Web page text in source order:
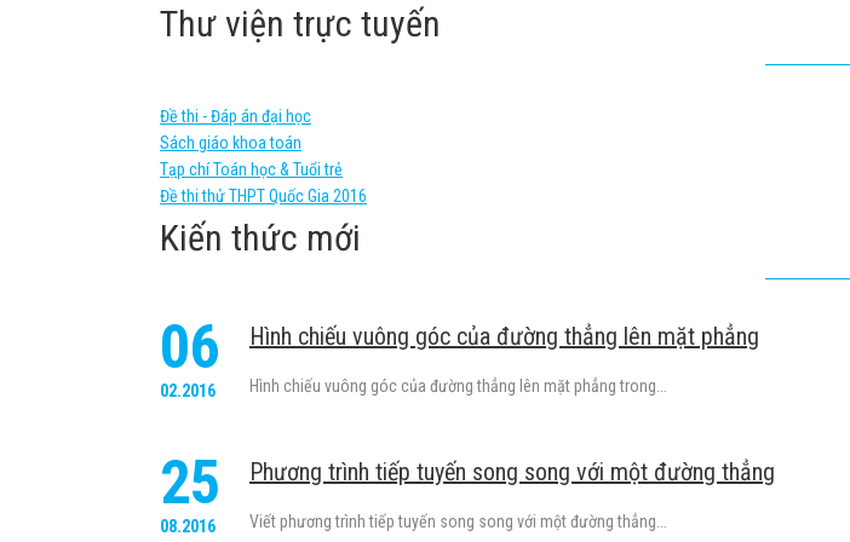
Thư viện trực tuyến
Đề thi - Đáp án đại học
Sách giáo khoa toán
Tạp chí Toán học & Tuổi trẻ
Đề thi thử THPT Quốc Gia 2016
Kiến thức mới
06
02.2016
Hình chiếu vuông góc của đường thẳng lên mặt phẳng
Hình chiếu vuông góc của đường thẳng lên mặt phẳng trong...
25
08.2016
Phương trình tiếp tuyến song song với một đường thẳng
Viết phương trình tiếp tuyến song song với một đường thẳng...